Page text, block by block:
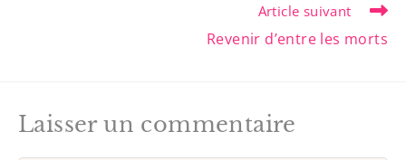
Article suivant
Revenir d’entre les morts
Laisser un commentaire